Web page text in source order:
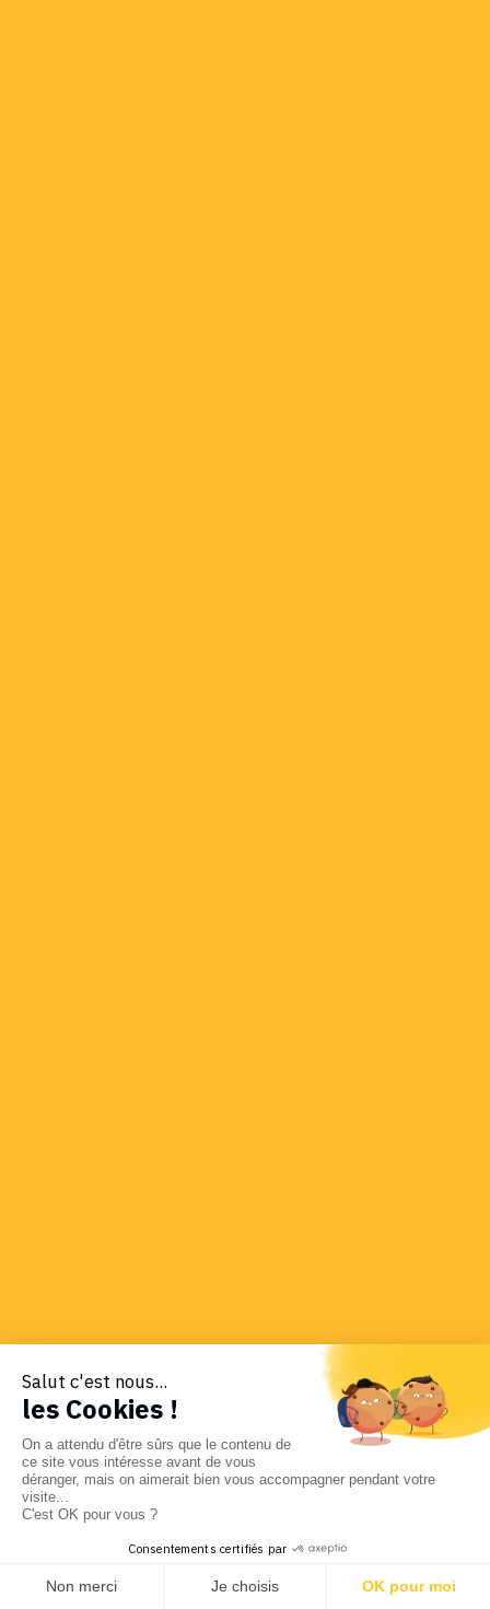
Salut c'est nous...
les Cookies !
On a attendu d'être sûrs que le contenu de
ce site vous intéresse avant de vous
déranger, mais on aimerait bien vous accompagner pendant votre
visite...
C'est OK pour vous ?
Consentements certifiés par
Non merci Je choisis OK pour moi